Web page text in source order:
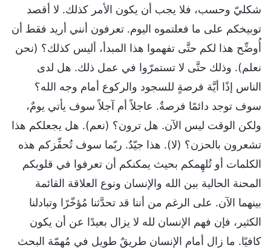
شكليّ وحسب، فلا يجب أن يكون الأمر كذلك. لا أقصد
توبيخكم على ما فعلتموه اليوم. تعرفون أنني أريد فقط أن
أُوضِّح هذا لكم حتَّى تفهموا هذا المبدأ، أليس كذلك؟ (نحن
نعلم). وذلك حتَّى لا تستمرّوا في عمل ذلك. هل لدى
الناس إذًا أيَّة فرصةٍ للسجود والركوع أمام وجه الله؟
سوف توجد دائمًا فرصةٌ. عاجلاً أم آجلاً سوف يأتي يومٌ،
ولكن الوقت ليس الآن. هل ترون؟ (نعم). هل يجعلكم هذا
تشعرون بالحزن؟ (لا). هذا جيّدٌ. ربّما سوف تُحفِّزكم هذه
الكلمات أو تُلهِمكم بحيث يمكنكم أن تعرفوا في قلوبكم
المحنة الحالية بين الله والإنسان ونوع العلاقة القائمة
بينهما الآن. على الرغم من أننا قد تحدَّثنا مُؤخّرًا وتبادلنا
الكثير، فإن فهم الإنسان لله لا يزال بعيدًا عن أن يكون
كافيًا. ما زال أمام الإنسان طريقٌ طويل في مُهمّة البحث